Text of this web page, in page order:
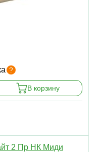
?
В корзину
2 Пр НК Миди